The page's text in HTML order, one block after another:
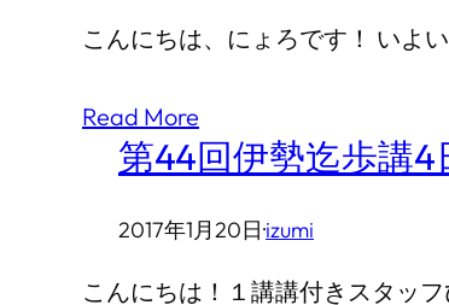
こんにちは、にょろです！ いよ
Read More
第44回伊勢迄歩講
2017年1月20日·izumi
こんにちは！１講講付きスタッ